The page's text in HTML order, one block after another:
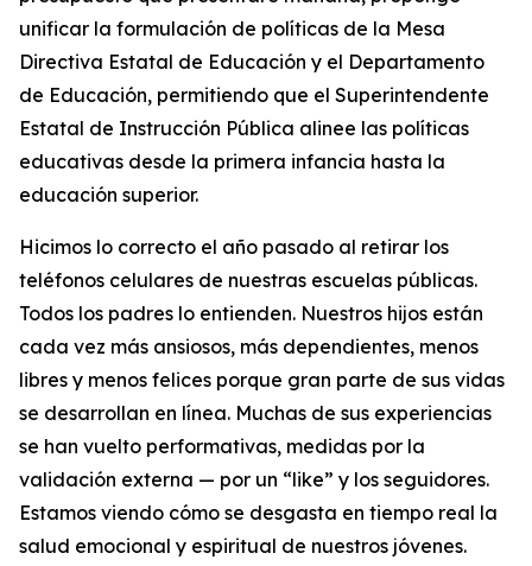
unificar la formulación de políticas de la Mesa
Directiva Estatal de Educación y el Departamento
de Educación, permitiendo que el Superintendente
Estatal de Instrucción Pública alinee las políticas
educativas desde la primera infancia hasta la
educación superior.
Hicimos lo correcto el año pasado al retirar los
teléfonos celulares de nuestras escuelas públicas.
Todos los padres lo entienden. Nuestros hijos están
cada vez más ansiosos, más dependientes, menos
libres y menos felices porque gran parte de sus vidas
se desarrollan en línea. Muchas de sus experiencias
se han vuelto performativas, medidas por la
validación externa — por un “like” y los seguidores.
Estamos viendo cómo se desgasta en tiempo real la
salud emocional y espiritual de nuestros jóvenes.